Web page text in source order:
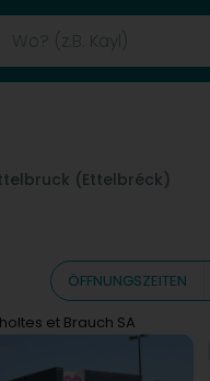
(Ettelbréck)
ÖFFNUNGSZEITEN
et Brauch SA